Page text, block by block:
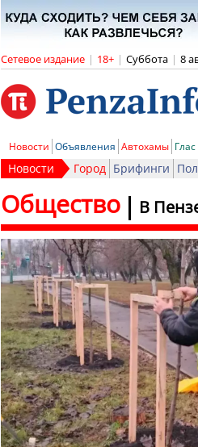
Сетевое издание | 18+ | Суббота | 8
Новости Объявления Автохамы
Новости Город Брифинги
В
Общество